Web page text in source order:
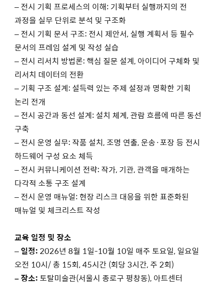
– 전시 기획 프로세스의 이해: 기획부터 실행까지의 전
과정을 실무 단위로 분석 및 구조화
– 전시 기획 문서 구조: 전시 제안서, 실행 계획서 등 필수
문서의 프레임 설계 및 작성 실습
– 전시 리서치 방법론: 핵심 질문 설계, 아이디어 구체화 및
리서치 데이터의 전환
– 기획 구조 설계: 설득력 있는 주제 설정과 명확한 기획
논리 전개
– 전시 공간과 동선 설계: 설치 체계, 관람 흐름에 따른 동선
구축
– 전시 운영 실무: 작품 설치, 조명 연출, 운송·포장 등 전시
하드웨어 구성 요소 체득
– 전시 커뮤니케이션 전략: 작가, 기관, 관객을 매개하는
다각적 소통 구조 설계
– 전시 운영 매뉴얼: 현장 리스크 대응을 위한 표준화된
매뉴얼 및 체크리스트 작성
교육 일정 및 장소
– 일정: 2026년 8월 1일-10월 10일 매주 토요일, 일요일
오전 10시/ 총 15회, 45시간 (회당 3시간, 주 2회)
– 장소: 토탈미술관(서울시 종로구 평창동), 아트센터